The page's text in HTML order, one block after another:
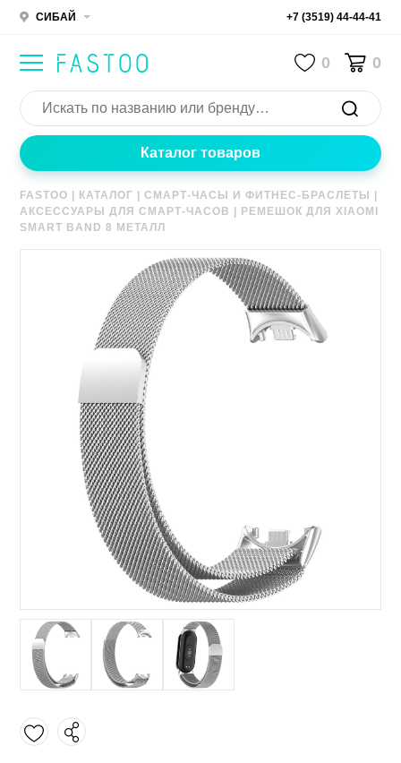
СИБАЙ +7 (3519) 44-44-41
0 0
Каталог товаров
FASTOO КАТАЛОГ |СМАРТ-ЧАСЫ И ФИТНЕС-БРАСЛЕТЫ
АКСЕССУАРЫ ДЛЯ СМАРТ-ЧАСОВ
РЕМЕШОК ДЛЯ XIAOMI
SMART BAND 8 МЕТАЛЛ